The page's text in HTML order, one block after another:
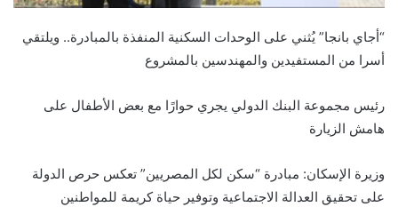
“أجاي بانجا” يُثني على الوحدات السكنية المنفذة بالمبادرة.. ويلتقي
أسرا من المستفيدين والمهندسين بالمشروع
رئيس مجموعة البنك الدولي يجري حوارًا مع بعض الأطفال على
هامش الزيارة
وزيرة الإسكان: مبادرة “سكن لكل المصريين” تعكس حرص الدولة
على تحقيق العدالة الاجتماعية وتوفير حياة كريمة للمواطنين